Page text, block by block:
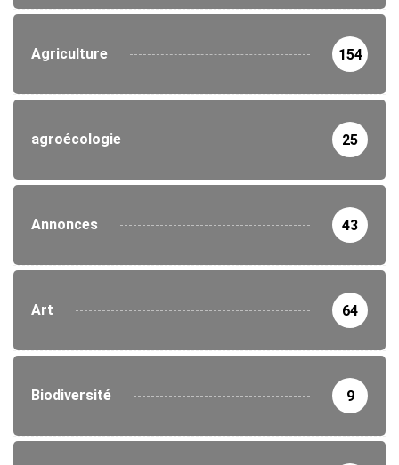
Agriculture 154
agroécologie 25
Annonces 43
Art 64
Biodiversité 9